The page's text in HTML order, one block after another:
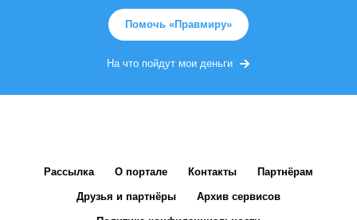
Помочь «Правмиру»
На что пойдут мои деньги
Рассылка О портале Контакты Партнёрам
Друзья и партнёры Архив сервисов